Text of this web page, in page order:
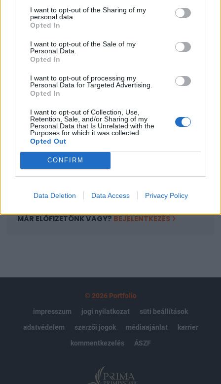
I want to opt-out of the Sharing of my
personal data.
Opted In
I want to opt-out of the Sale of my
Personal Data.
Opted In
I want to opt-out of processing my
Personal Data for Targeted Advertising.
Opted In
I want to opt-out of Collection, Use,
Retention, Sale, and/or Sharing of my
Personal Data that Is Unrelated with the
Purposes for which it was collected.
Opted Out
CONFIRM
Data Deletion Data Access Privacy Policy
kérdéssel foglalkozik a Portfolio konferenciája, mely
szakértőkkel...
KEDVES OLVASÓNK!
A keresett cikk a portfolio.hu hírarchívumához
tartozik, melynek olvasása előfizetéses
Az előfizetés a következőket tartalmazza:
Portfolio.hu teljes cikkarchívum
Kötéslisták: BÉT elmúlt 2 év napon belüli
kötéslistái
MÁR ELŐFIZETŐNK VAGY?BEJELENTKEZÉS
© 2026 Portfolio
impresszum
jogi nyilatkozat
süti beállítások
adatvédelem
szerzői jogok médiaajánlat
karrier
kommentkezelés
ÁSZF